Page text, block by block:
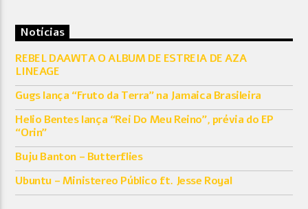
Notícias
REBEL DAAWTA O ALBUM DE ESTREIA DE AZA
LINEAGE
Gugs lança “Fruto da Terra” na Jamaica Brasileira
Helio Bentes lança “Rei Do Meu Reino”, prévia do EP
“Orin”
Buju Banton – Butterflies
Ubuntu – Ministereo Público ft. Jesse Royal